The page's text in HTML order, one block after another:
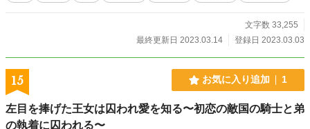
文字数 33,255
最終更新日 2023.03.14
登録日 2023.03.03
15 お気に入り追加 1
左目を捧げた王女は囚われ愛を知る〜初恋の敵国の騎士と弟
の執着に囚われる〜